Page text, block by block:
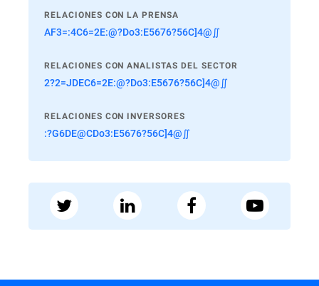
RELACIONES CON LA PRENSA
AF3=:4C6=2E:@?Do3:E5676?56C]4@∬
RELACIONES CON ANALISTAS DEL SECTOR
2?2=JDEC6=2E:@?Do3:E5676?56C]4@∬
RELACIONES CON INVERSORES
:?G6DE@CDo3:E5676?56C]4@∬